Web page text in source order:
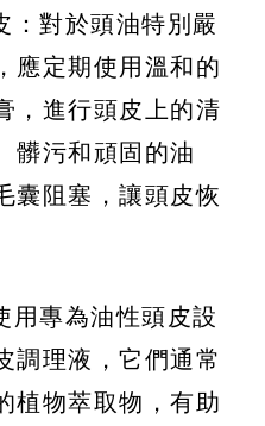
：對於頭油特別嚴
應定期使用溫和的
，進行頭皮上的清
髒污和頑固的油
囊阻塞，讓頭皮恢
用專為油性頭皮設
調理液，它們通常
植物萃取物，有助